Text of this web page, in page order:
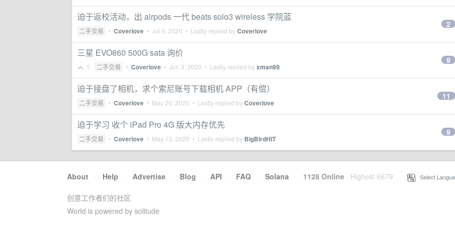
迫于返校活动，出 airpods 一代 beats solo3 wireless 学院蓝
二手交易 • Coverlove • Jul 9, 2020 • Lastly replied byCoverlove
2
三星 EVO860 500G sata 询价
1 二手交易 • Coverlove • Jun 3, 2020 • Lastly replied byxman99
9
迫于接盘了相机，求个索尼账号下载相机 APP（有偿）
二手交易 • Coverlove • May 20, 2020 • Lastly replied byCoverlove
11
迫于学习 收个 iPad Pro 4G 版大内存优先
二手交易 • Coverlove • May 13, 2020 • Lastly replied by BigBirdHIT
9
About · Help · Advertise · Blog · API · FAQ · Solana · 1128 Online Highest 6679 Select
创意工作者们的社区
World is powered by solitude